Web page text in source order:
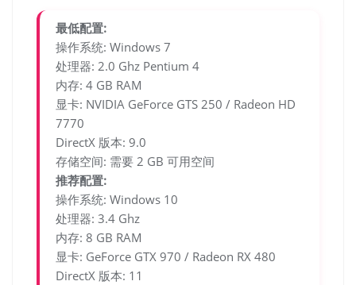
最低配置:
操作系统: Windows 7
处理器: 2.0 Ghz Pentium 4
内存: 4 GB RAM
显卡: NVIDIA GeForce GTS 250 / Radeon HD
7770
DirectX 版本: 9.0
存储空间: 需要 2 GB 可用空间
推荐配置:
操作系统: Windows 10
处理器: 3.4 Ghz
内存: 8 GB RAM
显卡: GeForce GTX 970 / Radeon RX 480
DirectX 版本: 11